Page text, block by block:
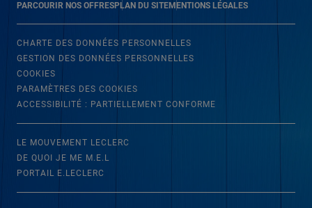
PARCOURIR NOS OFFRESPLAN DU SITEMENTIONS LÉGALES
CHARTE DES DONNÉES PERSONNELLES
GESTION DES DONNÉES PERSONNELLES
COOKIES
PARAMÈTRES DES COOKIES
ACCESSIBILITÉ : PARTIELLEMENT CONFORME
LE MOUVEMENT LECLERC
DE QUOI JE ME M.E.L
PORTAIL E.LECLERC